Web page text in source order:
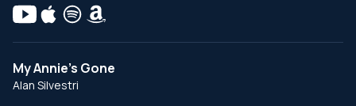
My Annie's Gone
Alan Silvestri